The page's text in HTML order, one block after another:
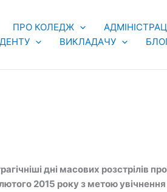
ПРО КОЛЕДЖ
ВИКЛАДАЧУ
дні масових розстрілів
2015 року з метою